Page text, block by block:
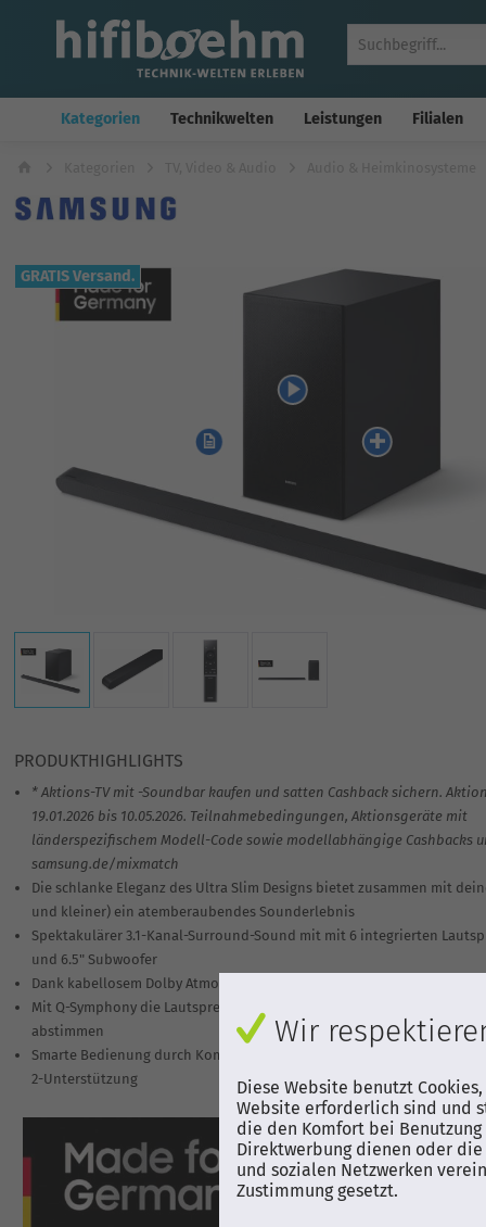
Kategorien Technikwelten Leistungen Filialen
Wir
Diese Website benutzt
Website erforderlich sind und
die den Komfort bei
Direktwerbung dienen oder
und sozialen Netzwerken
Zustimmung gesetzt.
GRATIS Versand.
PRODUKTHIGHLIGHTS
* Aktions-TV mit -Soundbar kaufen und satten Cashback sichern.
19.01.2026 bis 10.05.2026. Teilnahmebedingungen, Aktionsgeräte mit
länderspezifischem Modell-Code sowie modellabhängige Cashbacks
samsung.de/mixmatch
Die schlanke Eleganz des Ultra Slim Designs bietet zusammen mit
und kleiner) ein atemberaubendes Sounderlebnis
Spektakulärer 3.1-Kanal-Surround-Sound mit mit 6 integrierten
und 6.5" Subwoofer
Dank kabellosem Dolby Atmos® und DTS:X ultimativen 3D-Sound
Mit Q-Symphony die Lautsprecher des TVs und der Soundbar perfekt
abstimmen
Smarte Bedienung durch Kompatibilität mit Sprachassistenten Alexa
2-Unterstützung